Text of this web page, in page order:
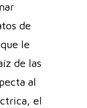
de
le
de las
al
el